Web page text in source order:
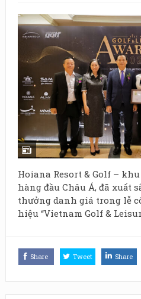
Hoiana Resort & Golf –
hàng đầu Châu Á, đã xuất
thưởng danh giá trong lễ
hiệu “Vietnam Golf &
Share Tweet Share